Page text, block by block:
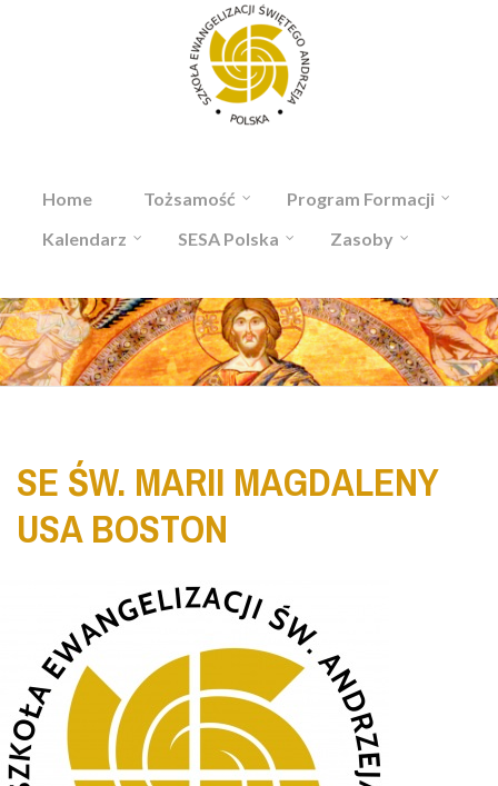
Home Tożsamość
Program Formacji
Kalendarz
SESA Polska Zasoby
SE ŚW. MARII MAGDALENY
USA BOSTON